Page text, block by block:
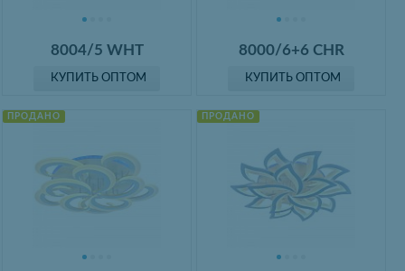
8004/5 WHT
КУПИТЬ ОПТОМ
8000/6+6 CHR
КУПИТЬ ОПТОМ
ПРОДАНО ПРОДАНО